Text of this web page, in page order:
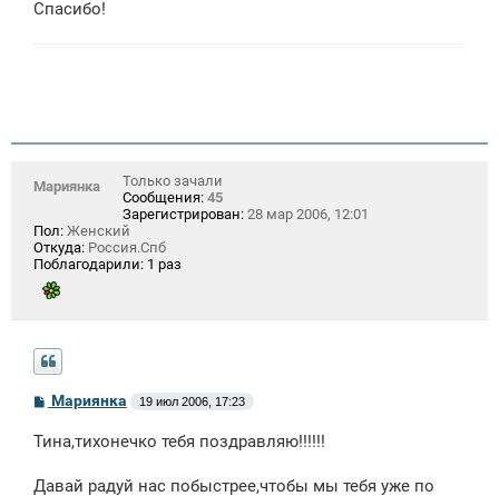
Спасибо!
Мариянка
Только зачали
Сообщения: 45
Зарегистрирован: 28 мар 2006, 12:01
Пол: Женский
Откуда: Россия.Спб
Поблагодарили: 1 раз
С
о
б
н
Мариянка 19 июл 2006, 17:23
Тина,тихонечко тебя поздравляю!!!!!!
Давай радуй нас побыстрее,чтобы мы тебя уже по